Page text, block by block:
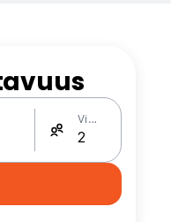
Vieraat